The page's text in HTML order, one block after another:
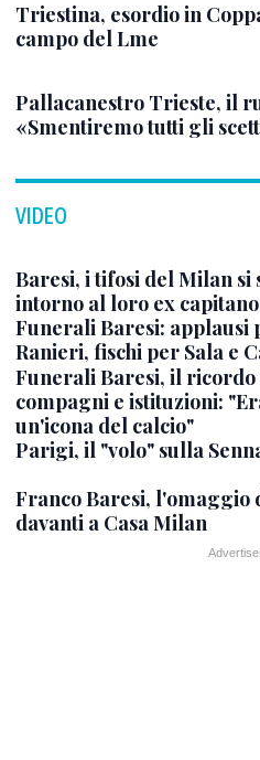
Triestina, esordio in
campo del Lme
Pallacanestro Trieste, il
«Smentiremo tutti gli
VIDEO
Baresi, i tifosi del Milan si
intorno al loro ex capitano
Funerali Baresi: applausi
Ranieri, fischi per Sala e
Funerali Baresi, il ricordo
compagni e istituzioni:
un'icona del calcio"
Parigi, il "volo" sulla
Franco Baresi, l'omaggio
davanti a Casa Milan